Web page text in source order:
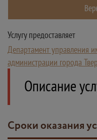
Услугу предоставляет
Департамент управления
администрации города
Описание
Сроки оказания